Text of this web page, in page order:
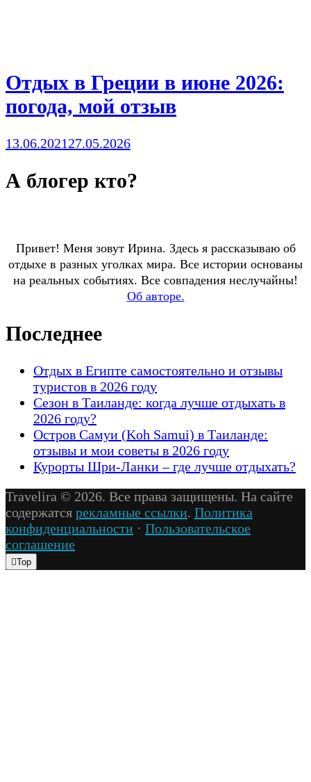
Отдых в Греции в июне 2026:
погода, мой отзыв
13.06.202127.05.2026
А блогер кто?
Привет! Меня зовут Ирина. Здесь я рассказываю об
отдыхе в разных уголках мира. Все истории основаны
на реальных событиях. Все совпадения неслучайны!
Об авторе.
Последнее
Отдых в Египте самостоятельно и отзывы
туристов в 2026 году
Сезон в Таиланде: когда лучше отдыхать в
2026 году?
Остров Самуи (Koh Samui) в Таиланде:
отзывы и мои советы в 2026 году
Курорты Шри-Ланки – где лучше отдыхать?
Travelira © 2026. Все права защищены. На сайте
содержатся рекламные ссылки. Политика
конфиденциальности · Пользовательское
соглашение
Top